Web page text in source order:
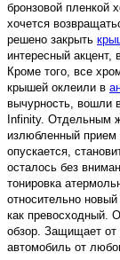
бронзовой пленкой
хочется
решено закрыть
интересный
Кроме того, все
крышей оклеили в
вычурность, вошли
Infinity. Отдельным
излюбленный прием
опускается,
осталось без
тонировка
относительно
как превосходный.
обзор. Защищает от
автомобиль от